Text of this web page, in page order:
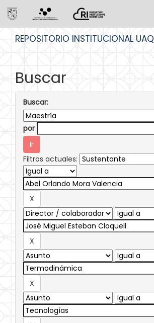
REPOSITORIO INSTITUCIONAL UAQ
Buscar
Buscar:
por
Filtros actuales: